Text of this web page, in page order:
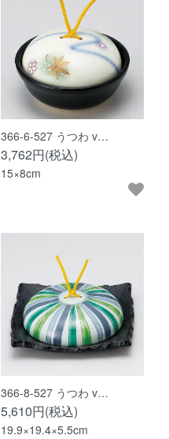
366-6-527 うつわ v…
3,762円(税込)
15×8cm
366-8-527 うつわ v…
5,610円(税込)
19.9×19.4×5.5cm